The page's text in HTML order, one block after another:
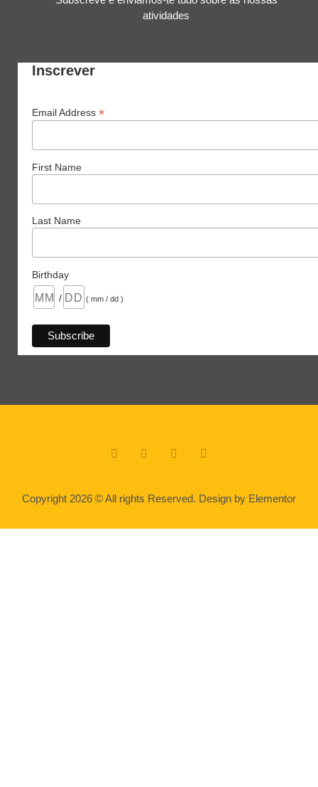
atividades
Inscrever
Email Address *
First Name
Last Name
Birthday
/ ( mm / dd )
Copyright 2026 © All rights Reserved. Design by Elementor